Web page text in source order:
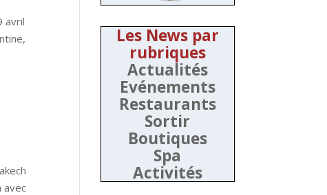
avril
avec
Les News par
rubriques
Actualités
Evénements
Restaurants
Sortir
Boutiques
Spa
Activités